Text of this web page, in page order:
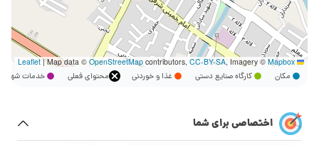
Leaflet
|Map data © OpenStreetMapcontributors, CC-BY-SA, Imagery © Mapbox
مکان کارگاه صنایع دستی غذا و خوردنی محتوای فعلی خدمات
اختصاصی برای شما